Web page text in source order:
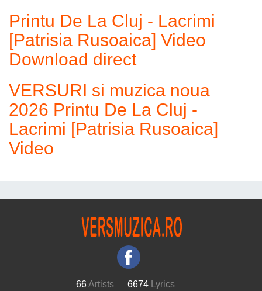
Printu De La Cluj - Lacrimi
[Patrisia Rusoaica] Video
Download direct
VERSURI si muzica noua
2026 Printu De La Cluj -
Lacrimi [Patrisia Rusoaica]
Video
66Artists 6674 Lyrics